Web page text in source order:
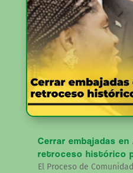
Cerrar embajadas
retroceso histórico
El Proceso de